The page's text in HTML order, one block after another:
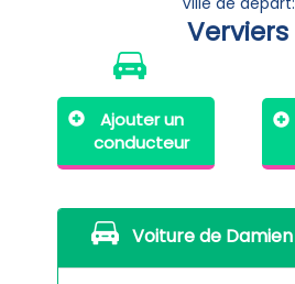
Verviers
Ajouter un
conducteur
Voiture de Damien